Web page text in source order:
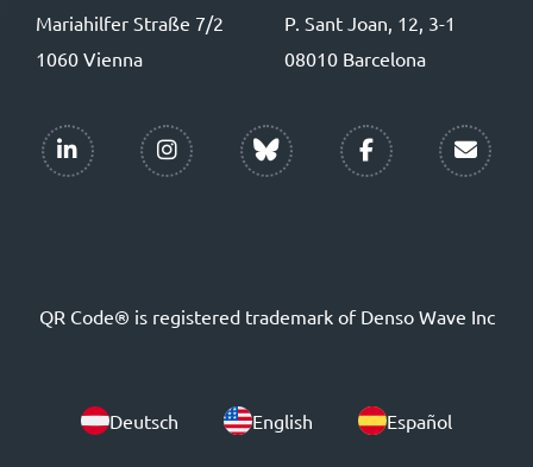
Mariahilfer Straße 7/2
1060 Vienna
P. Sant Joan, 12, 3-1
08010 Barcelona
QR Code® is registered trademark of Denso Wave Inc
Deutsch English Español